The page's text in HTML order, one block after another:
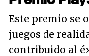
Este premio se
juegos de
contribuido al